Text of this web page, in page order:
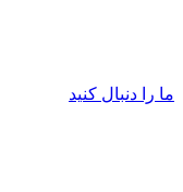
ما را دنبال کنید